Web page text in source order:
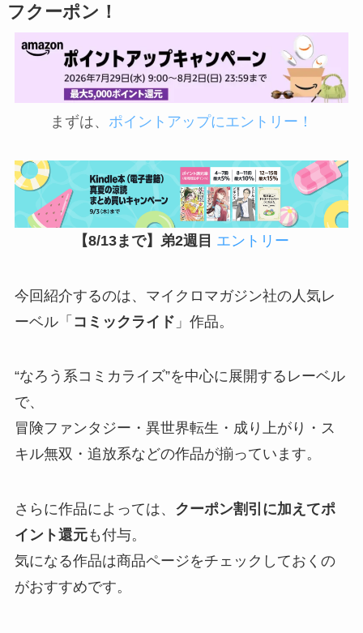
フクーポン！
まずは、 ポイントアップにエントリー！
【8/13まで】弟2週目 エントリー
今回紹介するのは、マイクロマガジン社の人気レ
ーベル「 コミックライド 」作品。
“なろう系コミカライズ”を中心に展開するレーベル
で、
冒険ファンタジー・異世界転生・成り上がり・ス
キル無双・追放系などの作品が揃っています。
さらに作品によっては、 クーポン割引に加えてポ
イント還元も付与。
気になる作品は商品ページをチェックしておくの
がおすすめです。